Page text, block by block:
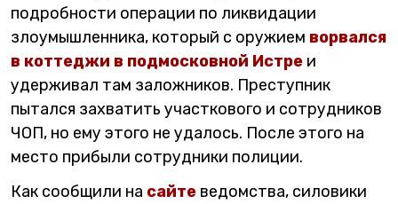
подробности операции по ликвидации
злоумышленника, который с оружием ворвался
в коттеджи в подмосковной Истре и
удерживал там заложников. Преступник
пытался захватить участкового и сотрудников
ЧОП, но ему этого не удалось. После этого на
место прибыли сотрудники полиции.
Как сообщили на сайте ведомства, силовики